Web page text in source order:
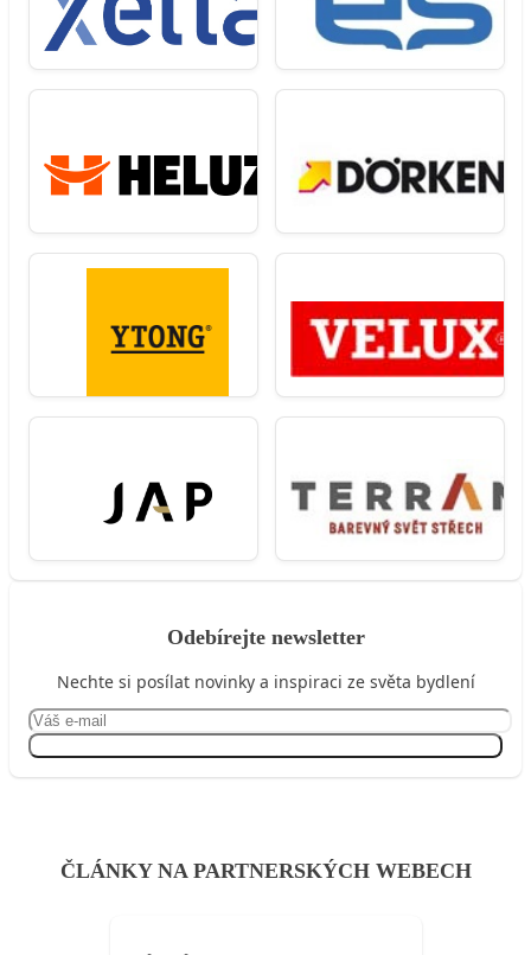
Odebírejte newsletter
Nechte si posílat novinky a inspiraci ze světa bydlení
ČLÁNKY NA PARTNERSKÝCH WEBECH